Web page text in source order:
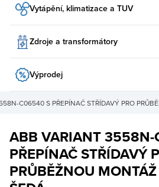
Vytápění, klimatizace a TUV
Zdroje a transformátory
Výprodej
C06540 S PŘEPÍNAČ STŘÍDAVÝ PRO
ABB VARIANT
PŘEPÍNAČ STŘÍDAVÝ
PRŮBĚŽNOU